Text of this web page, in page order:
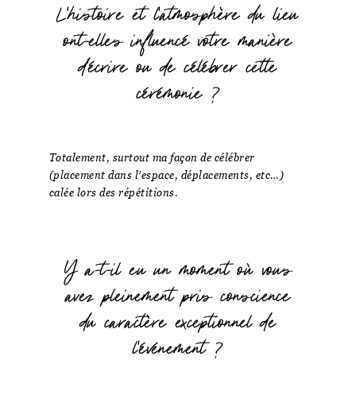
L'histoire et l'atmosphère du lieu
ont-elles influencé votre manière
d'écrire ou de célébrer cette
cérémonie ?
Totalement, surtout ma façon de célébrer
(placement dans l’espace, déplacements, etc…)
calée lors des répétitions.
Y a-t-il eu un moment où vous
avez pleinement pris conscience
du caractère exceptionnel de
l'événement ?